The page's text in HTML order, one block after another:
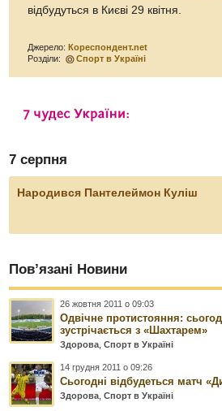
відбудуться в Києві 29 квітня.
Джерело:Кореспондент.net
Розділи:
Спорт в Україні
7 серпня
Народився Пантелеймон Куліш
Пов’язані Новини
26 жовтня 2011 о 09:03
Одвічне протистояння:
зустрічається з «Шахтарем»
Здорова ,Спорт в Україні
14 грудня 2011 о 09:26
Сьогодні відбудеться матч
Здорова ,Спорт в Україні